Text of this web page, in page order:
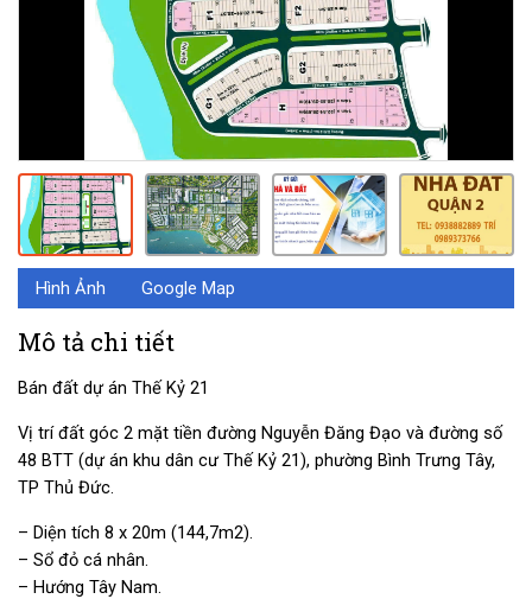
Hình Ảnh Google Map
Mô tả chi tiết
Bán đất dự án Thế Kỷ 21
Vị trí đất góc 2 mặt tiền đường Nguyễn Đăng Đạo và đường số
48 BTT (dự án khu dân cư Thế Kỷ 21), phường Bình Trưng Tây,
TP Thủ Đức.
– Diện tích 8 x 20m (144,7m2).
– Sổ đỏ cá nhân.
– Hướng Tây Nam.